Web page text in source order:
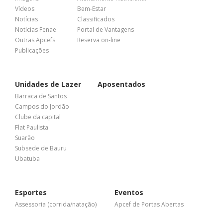
Vídeos
Notícias
Notícias Fenae
Outras Apcefs
Publicações
Bem-Estar
Classificados
Portal de Vantagens
Reserva on-line
Unidades de Lazer
Barraca de Santos
Campos do Jordão
Clube da capital
Flat Paulista
Suarão
Subsede de Bauru
Ubatuba
Aposentados
Esportes
Assessoria (corrida/natação)
Eventos
Apcef de Portas Abertas